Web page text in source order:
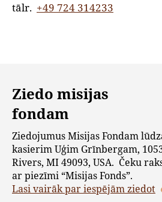
tālr. +49 724 314233
Ziedo misijas
fondam
Ziedojumus Misijas Fondam
kasierim Uģim Grīnbergam,
Rivers, MI 49093, USA. Čeku
ar piezīmi “Misijas Fonds”.
Lasi vairāk par iespējām ziedot